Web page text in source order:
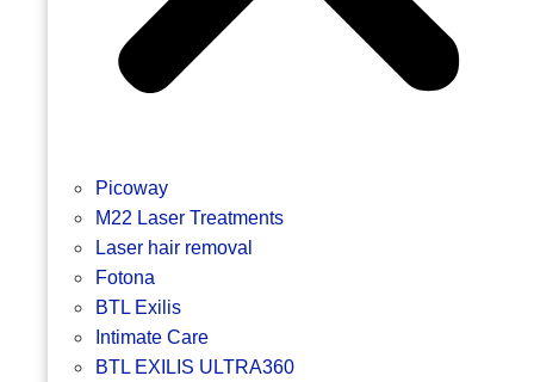
Picoway
M22 Laser Treatments
Laser hair removal
Fotona
BTL Exilis
Intimate Care
BTL EXILIS ULTRA360